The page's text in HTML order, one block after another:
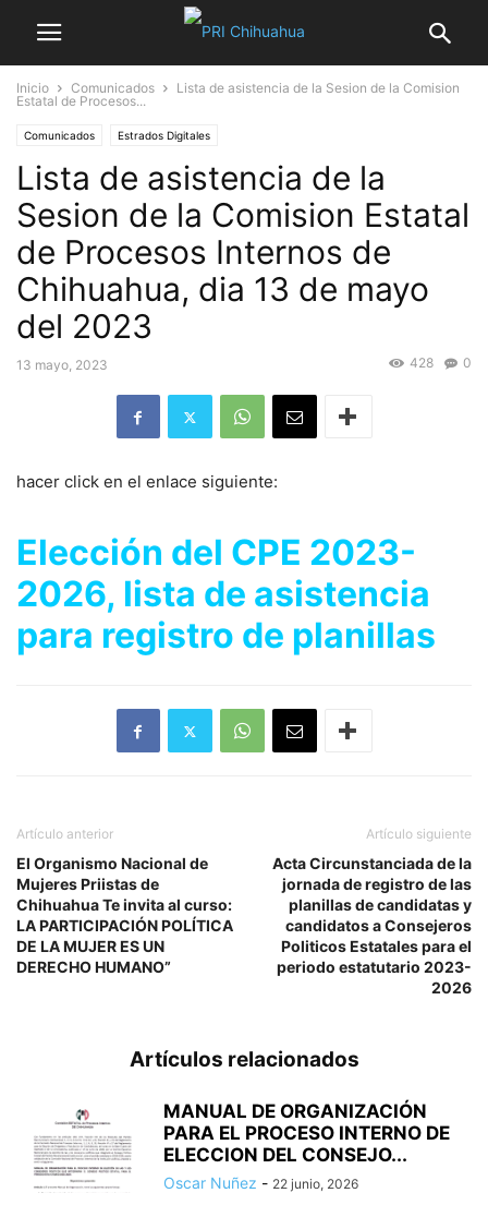
Inicio Comunicados
Lista de asistencia de la Sesion de la Comision
Estatal de Procesos...
Comunicados Estrados Digitales
Lista de asistencia de la
Sesion de la Comision Estatal
de Procesos Internos de
Chihuahua, dia 13 de mayo
del 2023
13 mayo, 2023 0
428
hacer click en el enlace siguiente:
Elección del CPE 2023-
2026, lista de asistencia
para registro de planillas
Artículo anterior
El Organismo Nacional de
Mujeres Priistas de
Chihuahua Te invita al curso:
LA PARTICIPACIÓN POLÍTICA
DE LA MUJER ES UN
DERECHO HUMANO”
Artículo siguiente
Acta Circunstanciada de la
jornada de registro de las
planillas de candidatas y
candidatos a Consejeros
Politicos Estatales para el
periodo estatutario 2023-
2026
Artículos relacionados
MANUAL DE ORGANIZACIÓN
PARA EL PROCESO INTERNO DE
ELECCION DEL CONSEJO...
Oscar Nuñez - 22 junio, 2026